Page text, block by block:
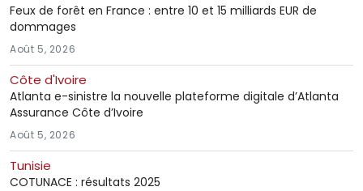
Feux de forêt en France : entre 10 et 15 milliards EUR de
dommages
Août 5, 2026
Côte d'Ivoire
Atlanta e-sinistre la nouvelle plateforme digitale d’Atlanta
Assurance Côte d’Ivoire
Août 5, 2026
Tunisie
COTUNACE : résultats 2025